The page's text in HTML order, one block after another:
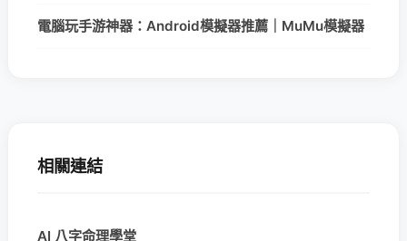
電腦玩手游神器：Android模擬器推薦｜MuMu模擬器
相關連結
AI 八字命理學堂